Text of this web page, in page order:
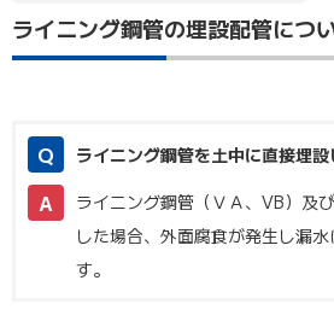
ライニング鋼管の埋設配管につ
ライニング鋼管を土中に直接埋
ライニング鋼管（ＶＡ、VB）及
した場合、外面腐食が発生し漏
す。